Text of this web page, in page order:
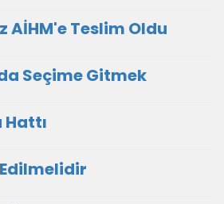
AİHM'e Teslim Oldu
Seçime Gitmek